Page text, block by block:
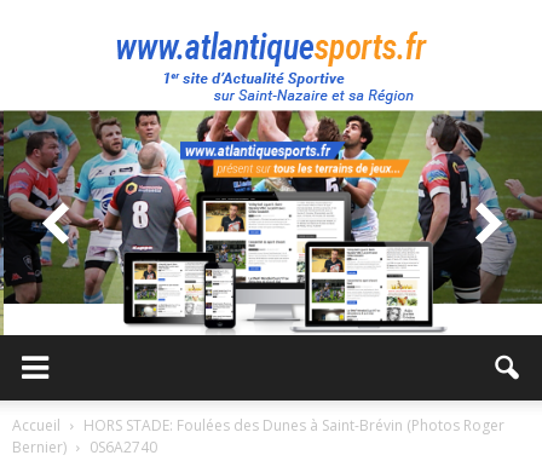
Atlantique
Sport
Accueil
HORS STADE: Foulées des Dunes à Saint-Brévin (Photos Roger
Bernier)
0S6A2740